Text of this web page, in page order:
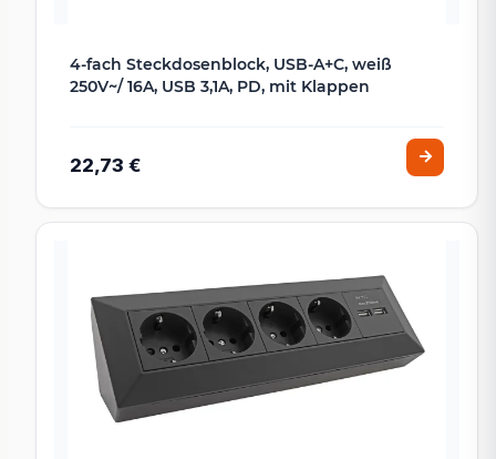
4-fach Steckdosenblock, USB-A+C, weiß
250V~/ 16A, USB 3,1A, PD, mit Klappen
22,73 €